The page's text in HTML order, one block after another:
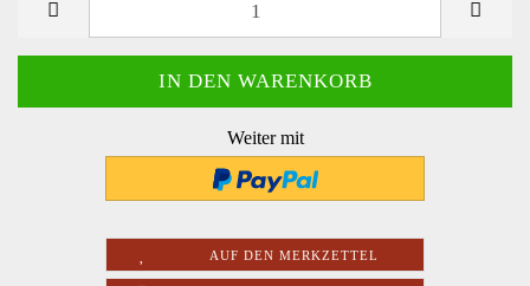
Weiter mit
AUF DEN MERKZETTEL